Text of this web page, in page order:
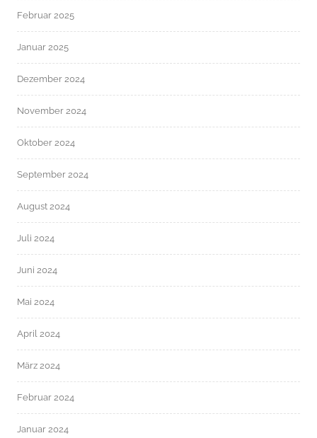
Februar 2025
Januar 2025
Dezember 2024
November 2024
Oktober 2024
September 2024
August 2024
Juli 2024
Juni 2024
Mai 2024
April 2024
März 2024
Februar 2024
Januar 2024